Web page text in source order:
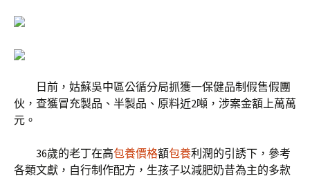
日前，姑蘇吳中區公循分局抓獲一保健品制假售假團
伙，查獲冒充製品、半製品、原料近2噸，涉案金額上萬萬
元。
36歲的老丁在高包養價格額包養利潤的引誘下，參考
各類文獻，自行制作配方，生孩子以減肥奶昔為主的多款